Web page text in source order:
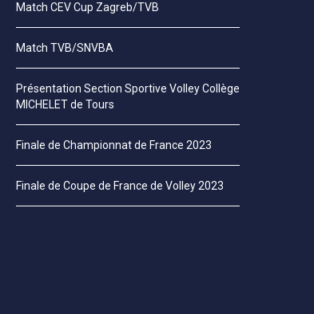
Match CEV Cup Zagreb/TVB
Match TVB/SNVBA
Présentation Section Sportive Volley Collège
MICHELET de Tours
Finale de Championnat de France 2023
Finale de Coupe de France de Volley 2023